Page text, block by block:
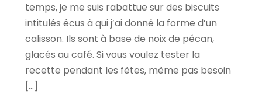
temps, je me suis rabattue sur des biscuits
intitulés écus à qui j’ai donné la forme d’un
calisson. Ils sont à base de noix de pécan,
glacés au café. Si vous voulez tester la
recette pendant les fêtes, même pas besoin
[…]